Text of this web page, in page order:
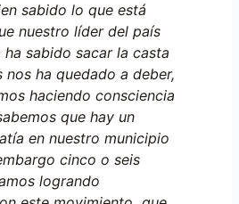
sabido lo que está
nuestro líder del país
ha sabido sacar la casta
nos ha quedado a deber,
haciendo consciencia
que hay un
en nuestro municipio
cinco o seis
logrando